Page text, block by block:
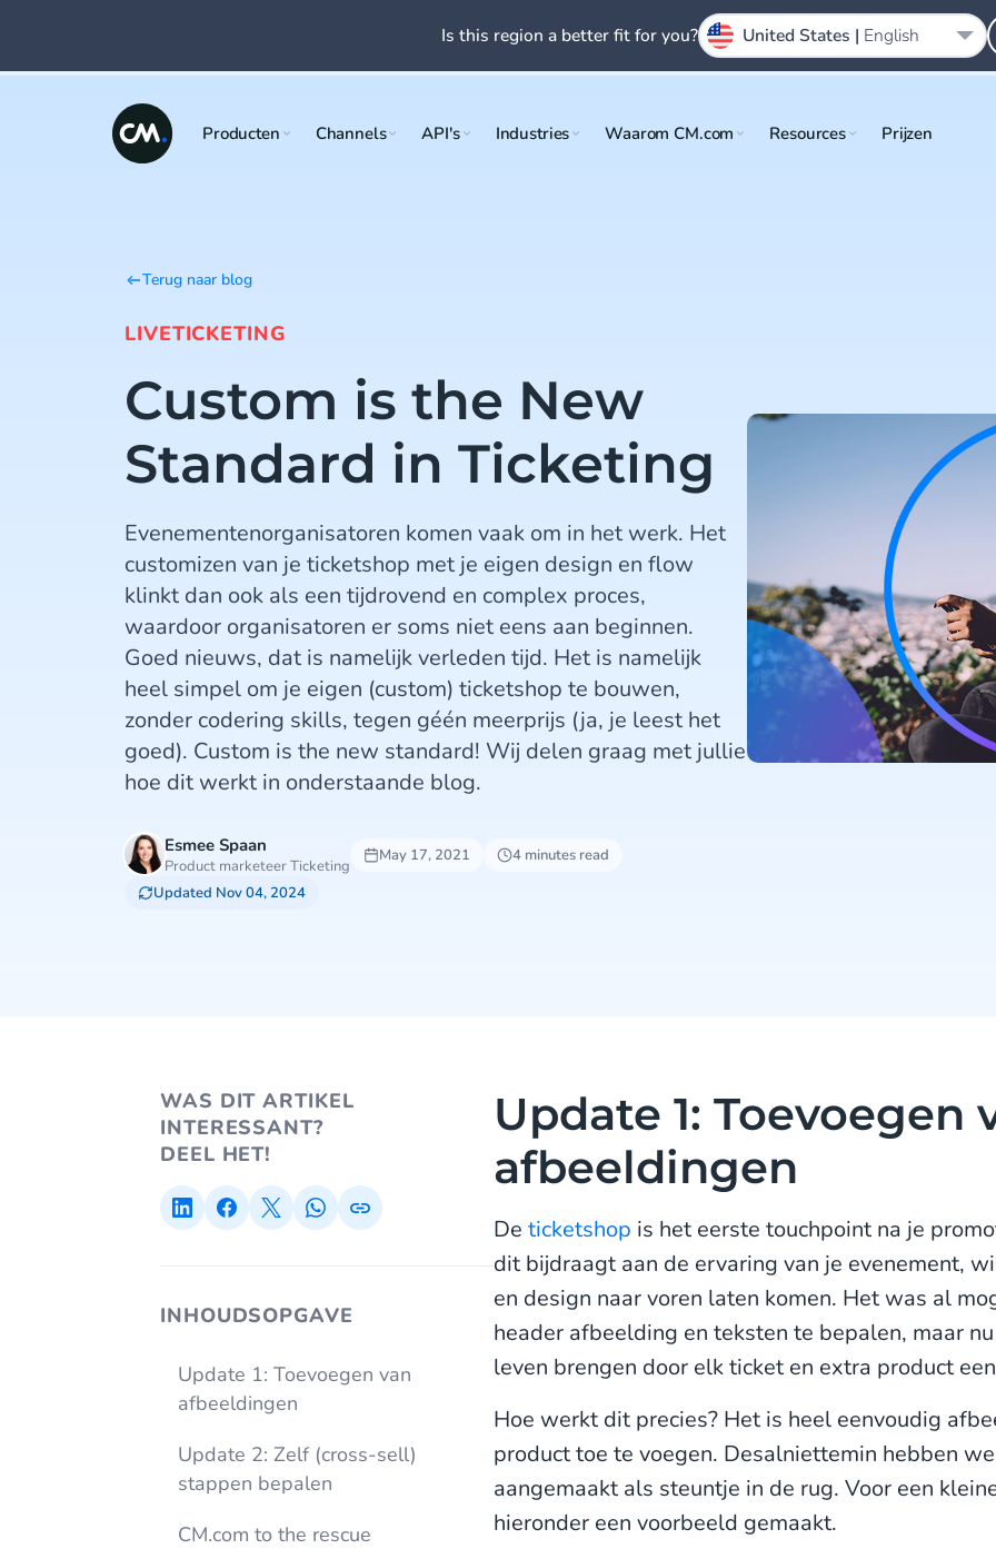
Producten Channels API's Industries Waarom CM.com Resources Prijzen
Terug naar blog
LIVETICKETING
Custom is the New
Standard in Ticketing
Evenementenorganisatoren komen vaak om in het werk. Het
customizen van je ticketshop met je eigen design en flow
klinkt dan ook als een tijdrovend en complex proces,
waardoor organisatoren er soms niet eens aan beginnen.
Goed nieuws, dat is namelijk verleden tijd. Het is namelijk
heel simpel om je eigen (custom) ticketshop te bouwen,
zonder codering skills, tegen géén meerprijs (ja, je leest het
goed). Custom is the new standard! Wij delen graag met jullie
hoe dit werkt in onderstaande blog.
Esmee Spaan
Product marketeer Ticketing
May 17, 2021
4 minutes read
Updated Nov 04, 2024
WAS DIT ARTIKEL
INTERESSANT?
DEEL HET!
INHOUDSOPGAVE
Update 1: Toevoegen van
afbeeldingen
Update 2: Zelf (cross-sell)
stappen bepalen
CM.com to the rescue
Update 1: Toevoegen
afbeeldingen
De ticketshop is het eerste touchpoint na je
dit bijdraagt aan de ervaring van je evenement,
en design naar voren laten komen. Het was al
header afbeelding en teksten te bepalen, maar
leven brengen door elk ticket en extra product
Hoe werkt dit precies? Het is heel eenvoudig
product toe te voegen. Desalniettemin hebben
aangemaakt als steuntje in de rug. Voor een
hieronder een voorbeeld gemaakt.
Is this region a better fit for you? United States | English